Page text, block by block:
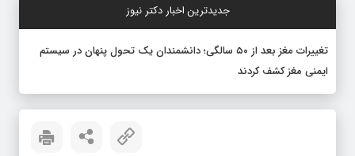
جدیدترین اخبار دکتر نیوز
تغییرات مغز بعد از ۵۰ سالگی؛ دانشمندان یک تحول پنهان در سیستم
ایمنی مغز کشف کردند